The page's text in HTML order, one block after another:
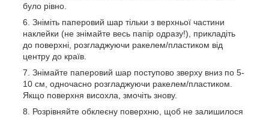
було рівно.
Зніміть паперовий шар тільки з верхньої частини
наклейки (не знімайте весь папір одразу!), прикладіть
до поверхні, розгладжуючи ракелем/пластиком від
центру до країв.
Знімайте паперовий шар поступово зверху вниз по 5-
10 см, одночасно розгладжуючи ракелем/пластиком.
Якщо поверхня висохла, змочіть знову.
Розрівняйте обклеєну поверхню, щоб не залишилося